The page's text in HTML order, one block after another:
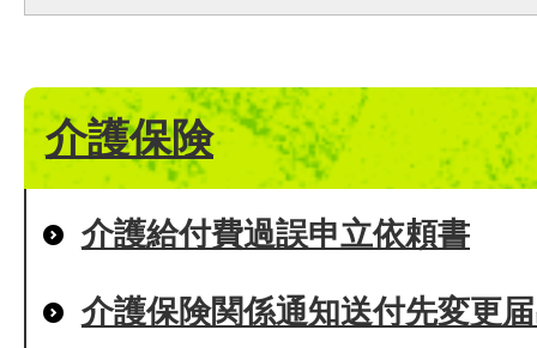
介護保険
介護給付費過誤申立依頼書
介護保険関係通知送付先変更